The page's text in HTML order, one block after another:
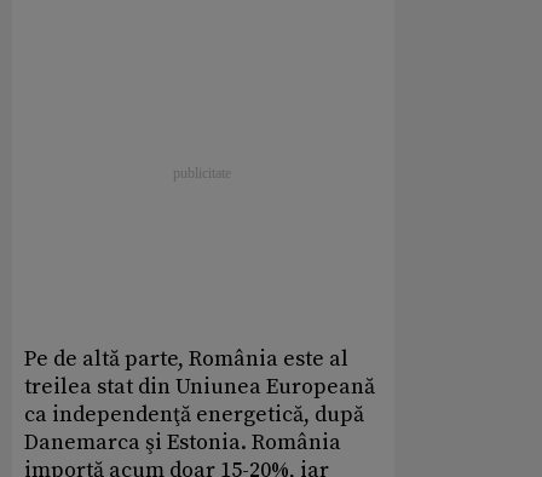
Pe de altă parte, România este al
treilea stat din Uniunea Europeană
ca independenţă energetică, după
Danemarca şi Estonia. România
importă acum doar 15-20%, iar